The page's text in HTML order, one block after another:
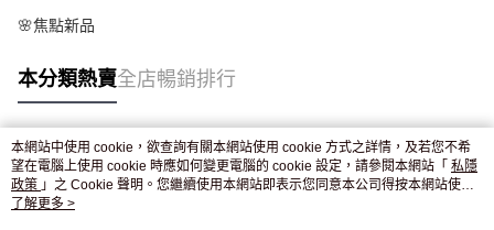
🌸焦點新品
本分類熱賣全店暢銷排行
熱門標籤
熱銷排行
本網站中使用 cookie，欲查詢有關本網站使用 cookie 方式之詳情，及若您不希
望在電腦上使用 cookie 時應如何變更電腦的 cookie 設定，請參閱本網站「 私隱
政策 」之 Cookie 聲明。您繼續使用本網站即表示您同意本公司得按本網站使用
條款之 Cookie 聲明使用 cookie。
了解更多 >